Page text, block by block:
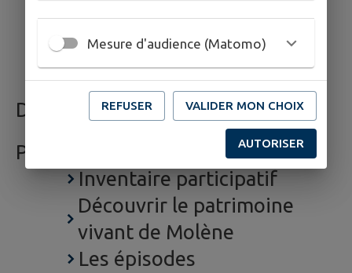
Hébergements
Boîte à idées
Formulaire de contact
DÉCOUVRIR
PATRIMOINE VIVANT
Inventaire participatif
Découvrir le patrimoine
vivant de Molène
Les épisodes
Mesure d'audience (Matomo)
REFUSER VALIDER MON CHOIX
AUTORISER